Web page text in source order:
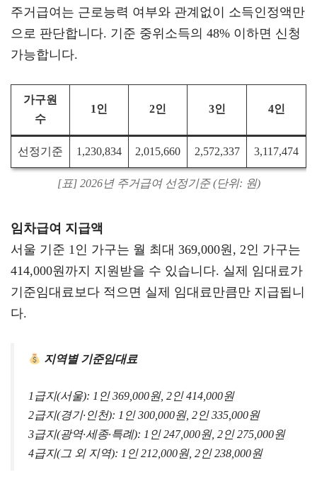
주거급여는 근로능력 여부와 관계없이 소득인정액만
으로 판단합니다. 기준 중위소득의 48% 이하면 신청
가능합니다.
가구원
수
1인 2인 3인 4인
선정기준 1,230,834 2,015,660 2,572,337 3,117,474
[표] 2026년 주거급여 선정기준 (단위: 원)
임차급여 지급액
서울 기준 1인 가구는 월 최대 369,000원, 2인 가구는
414,000원까지 지원받을 수 있습니다. 실제 임대료가
기준임대료보다 적으면 실제 임대료만큼만 지급됩니
다.
지역별 기준임대료
1급지(서울): 1인 369,000원, 2인 414,000원
2급지(경기·인천): 1인 300,000원, 2인 335,000원
3급지(광역·세종·특례): 1인 247,000원, 2인 275,000원
4급지(그 외 지역): 1인 212,000원, 2인 238,000원